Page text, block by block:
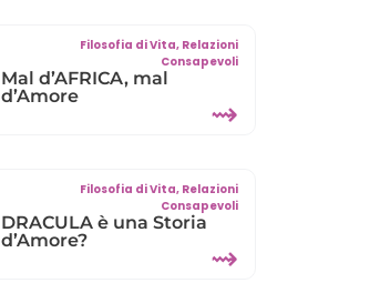
Filosofia di Vita, Relazioni
Consapevoli
Mal d’AFRICA, mal
d’Amore
⇝
Filosofia di Vita, Relazioni
Consapevoli
DRACULA è una Storia
d’Amore?
⇝